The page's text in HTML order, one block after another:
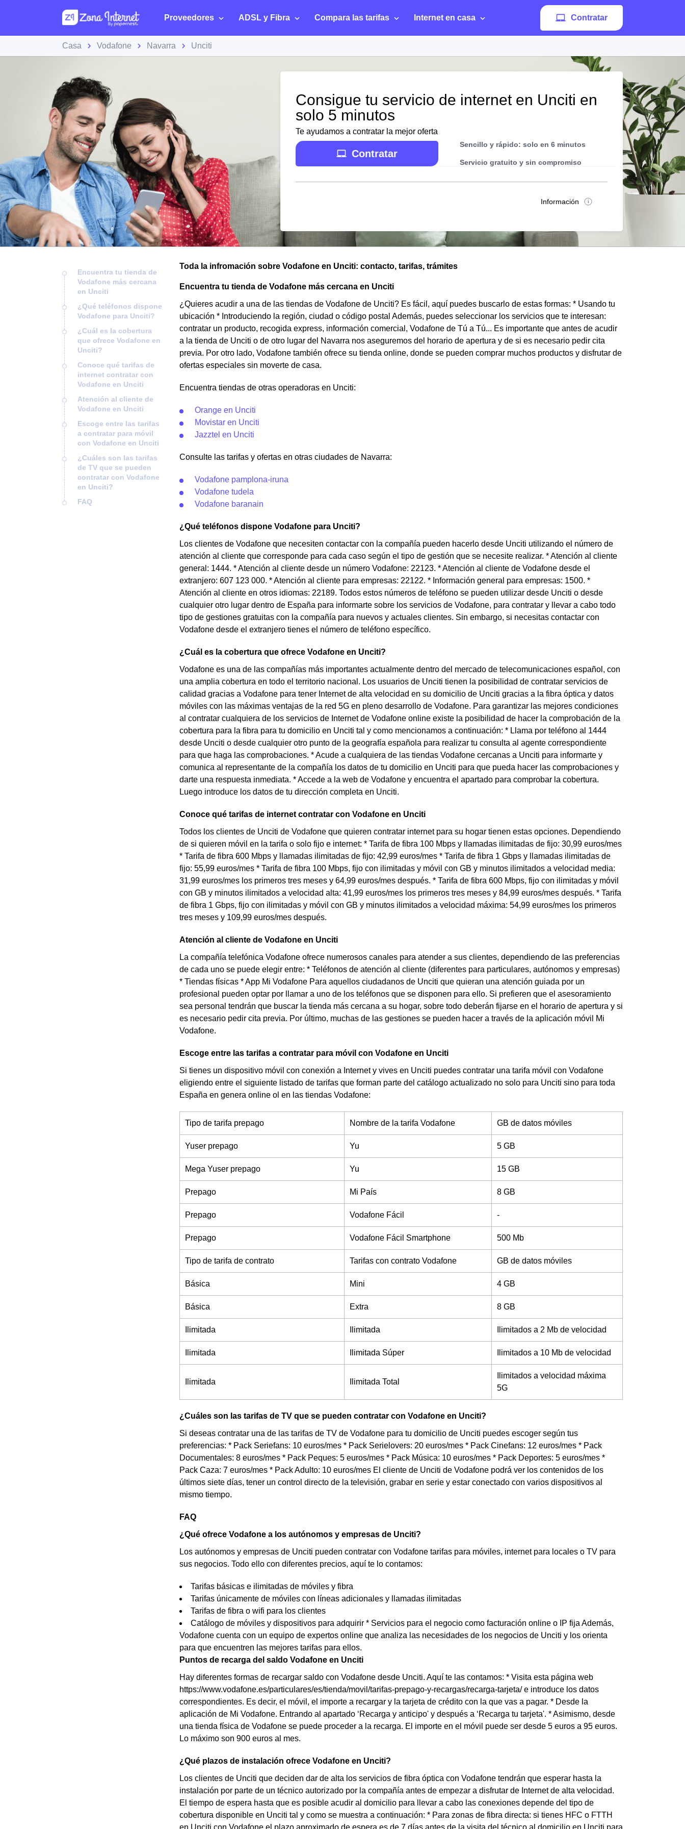
Proveedores ADSL y Fibra Compara las tarifas Internet en casa Contratar
Casa Vodafone Navarra Unciti
Consigue tu servicio de internet en Unciti en
solo 5 minutos
Te ayudamos a contratar la mejor oferta
Contratar
Sencillo y rápido: solo en 6 minutos
Servicio gratuito y sin compromiso
Información
Encuentra tu tienda de
Vodafone más cercana
en Unciti
¿Qué teléfonos dispone
Vodafone para Unciti?
¿Cuál es la cobertura
que ofrece Vodafone en
Unciti?
Conoce qué tarifas de
internet contratar con
Vodafone en Unciti
Atención al cliente de
Vodafone en Unciti
Escoge entre las tarifas
a contratar para móvil
con Vodafone en Unciti
¿Cuáles son las tarifas
de TV que se pueden
contratar con Vodafone
en Unciti?
FAQ
Toda la infromación sobre Vodafone en Unciti: contacto, tarifas, trámites
Encuentra tu tienda de Vodafone más cercana en Unciti
¿Quieres acudir a una de las tiendas de Vodafone de Unciti? Es fácil, aquí puedes buscarlo de estas formas: * Usando tu
ubicación * Introduciendo la región, ciudad o código postal Además, puedes seleccionar los servicios que te interesan:
contratar un producto, recogida express, información comercial, Vodafone de Tú a Tú... Es importante que antes de acudir
a la tienda de Unciti o de otro lugar del Navarra nos aseguremos del horario de apertura y de si es necesario pedir cita
previa. Por otro lado, Vodafone también ofrece su tienda online, donde se pueden comprar muchos productos y disfrutar de
ofertas especiales sin moverte de casa.
Encuentra tiendas de otras operadoras en Unciti:
Orange en Unciti
Movistar en Unciti
Jazztel en Unciti
Consulte las tarifas y ofertas en otras ciudades de Navarra:
Vodafone pamplona-iruna
Vodafone tudela
Vodafone baranain
¿Qué teléfonos dispone Vodafone para Unciti?
Los clientes de Vodafone que necesiten contactar con la compañía pueden hacerlo desde Unciti utilizando el número de
atención al cliente que corresponde para cada caso según el tipo de gestión que se necesite realizar. * Atención al cliente
general: 1444. * Atención al cliente desde un número Vodafone: 22123. * Atención al cliente de Vodafone desde el
extranjero: 607 123 000. * Atención al cliente para empresas: 22122. * Información general para empresas: 1500. *
Atención al cliente en otros idiomas: 22189. Todos estos números de teléfono se pueden utilizar desde Unciti o desde
cualquier otro lugar dentro de España para informarte sobre los servicios de Vodafone, para contratar y llevar a cabo todo
tipo de gestiones gratuitas con la compañía para nuevos y actuales clientes. Sin embargo, si necesitas contactar con
Vodafone desde el extranjero tienes el número de teléfono específico.
¿Cuál es la cobertura que ofrece Vodafone en Unciti?
Vodafone es una de las compañías más importantes actualmente dentro del mercado de telecomunicaciones español, con
una amplia cobertura en todo el territorio nacional. Los usuarios de Unciti tienen la posibilidad de contratar servicios de
calidad gracias a Vodafone para tener Internet de alta velocidad en su domicilio de Unciti gracias a la fibra óptica y datos
móviles con las máximas ventajas de la red 5G en pleno desarrollo de Vodafone. Para garantizar las mejores condiciones
al contratar cualquiera de los servicios de Internet de Vodafone online existe la posibilidad de hacer la comprobación de la
cobertura para la fibra para tu domicilio en Unciti tal y como mencionamos a continuación: * Llama por teléfono al 1444
desde Unciti o desde cualquier otro punto de la geografía española para realizar tu consulta al agente correspondiente
para que haga las comprobaciones. * Acude a cualquiera de las tiendas Vodafone cercanas a Unciti para informarte y
comunica al representante de la compañía los datos de tu domicilio en Unciti para que pueda hacer las comprobaciones y
darte una respuesta inmediata. * Accede a la web de Vodafone y encuentra el apartado para comprobar la cobertura.
Luego introduce los datos de tu dirección completa en Unciti.
Conoce qué tarifas de internet contratar con Vodafone en Unciti
Todos los clientes de Unciti de Vodafone que quieren contratar internet para su hogar tienen estas opciones. Dependiendo
de si quieren móvil en la tarifa o solo fijo e internet: * Tarifa de fibra 100 Mbps y llamadas ilimitadas de fijo: 30,99 euros/mes
* Tarifa de fibra 600 Mbps y llamadas ilimitadas de fijo: 42,99 euros/mes * Tarifa de fibra 1 Gbps y llamadas ilimitadas de
fijo: 55,99 euros/mes * Tarifa de fibra 100 Mbps, fijo con ilimitadas y móvil con GB y minutos ilimitados a velocidad media:
31,99 euros/mes los primeros tres meses y 64,99 euros/mes después. * Tarifa de fibra 600 Mbps, fijo con ilimitadas y móvil
con GB y minutos ilimitados a velocidad alta: 41,99 euros/mes los primeros tres meses y 84,99 euros/mes después. * Tarifa
de fibra 1 Gbps, fijo con ilimitadas y móvil con GB y minutos ilimitados a velocidad máxima: 54,99 euros/mes los primeros
tres meses y 109,99 euros/mes después.
Atención al cliente de Vodafone en Unciti
La compañía telefónica Vodafone ofrece numerosos canales para atender a sus clientes, dependiendo de las preferencias
de cada uno se puede elegir entre: * Teléfonos de atención al cliente (diferentes para particulares, autónomos y empresas)
* Tiendas físicas * App Mi Vodafone Para aquellos ciudadanos de Unciti que quieran una atención guiada por un
profesional pueden optar por llamar a uno de los teléfonos que se disponen para ello. Si prefieren que el asesoramiento
sea personal tendrán que buscar la tienda más cercana a su hogar, sobre todo deberán fijarse en el horario de apertura y si
es necesario pedir cita previa. Por último, muchas de las gestiones se pueden hacer a través de la aplicación móvil Mi
Vodafone.
Escoge entre las tarifas a contratar para móvil con Vodafone en Unciti
Si tienes un dispositivo móvil con conexión a Internet y vives en Unciti puedes contratar una tarifa móvil con Vodafone
eligiendo entre el siguiente listado de tarifas que forman parte del catálogo actualizado no solo para Unciti sino para toda
España en genera online ol en las tiendas Vodafone:
Tipo de tarifa prepago Nombre de la tarifa Vodafone GB de datos móviles
Yuser prepago Yu 5 GB
Mega Yuser prepago Yu 15 GB
Prepago Mi País 8 GB
Prepago Vodafone Fácil -
Prepago Vodafone Fácil Smartphone 500 Mb
Tipo de tarifa de contrato Tarifas con contrato Vodafone GB de datos móviles
Básica Mini 4 GB
Básica Extra 8 GB
Ilimitada Ilimitada Ilimitados a 2 Mb de velocidad
Ilimitada Ilimitada Súper Ilimitados a 10 Mb de velocidad
Ilimitada Ilimitada Total
Ilimitados a velocidad máxima
5G
¿Cuáles son las tarifas de TV que se pueden contratar con Vodafone en Unciti?
Si deseas contratar una de las tarifas de TV de Vodafone para tu domicilio de Unciti puedes escoger según tus
preferencias: * Pack Seriefans: 10 euros/mes * Pack Serielovers: 20 euros/mes * Pack Cinefans: 12 euros/mes * Pack
Documentales: 8 euros/mes * Pack Peques: 5 euros/mes * Pack Música: 10 euros/mes * Pack Deportes: 5 euros/mes *
Pack Caza: 7 euros/mes * Pack Adulto: 10 euros/mes El cliente de Unciti de Vodafone podrá ver los contenidos de los
últimos siete días, tener un control directo de la televisión, grabar en serie y estar conectado con varios dispositivos al
mismo tiempo.
FAQ
¿Qué ofrece Vodafone a los autónomos y empresas de Unciti?
Los autónomos y empresas de Unciti pueden contratar con Vodafone tarifas para móviles, internet para locales o TV para
sus negocios. Todo ello con diferentes precios, aquí te lo contamos:
Tarifas básicas e ilimitadas de móviles y fibra
Tarifas únicamente de móviles con líneas adicionales y llamadas ilimitadas
Tarifas de fibra o wifi para los clientes
Catálogo de móviles y dispositivos para adquirir * Servicios para el negocio como facturación online o IP fija Además,
Vodafone cuenta con un equipo de expertos online que analiza las necesidades de los negocios de Unciti y los orienta
para que encuentren las mejores tarifas para ellos.
Puntos de recarga del saldo Vodafone en Unciti
Hay diferentes formas de recargar saldo con Vodafone desde Unciti. Aquí te las contamos: * Visita esta página web
https://www.vodafone.es/particulares/es/tienda/movil/tarifas-prepago-y-recargas/recarga-tarjeta/ e introduce los datos
correspondientes. Es decir, el móvil, el importe a recargar y la tarjeta de crédito con la que vas a pagar. * Desde la
aplicación de Mi Vodafone. Entrando al apartado ‘Recarga y anticipo' y después a ‘Recarga tu tarjeta'. * Asimismo, desde
una tienda física de Vodafone se puede proceder a la recarga. El importe en el móvil puede ser desde 5 euros a 95 euros.
Lo máximo son 900 euros al mes.
¿Qué plazos de instalación ofrece Vodafone en Unciti?
Los clientes de Unciti que deciden dar de alta los servicios de fibra óptica con Vodafone tendrán que esperar hasta la
instalación por parte de un técnico autorizado por la compañía antes de empezar a disfrutar de Internet de alta velocidad.
El tiempo de espera hasta que es posible acudir al domicilio para llevar a cabo las conexiones depende del tipo de
cobertura disponible en Unciti tal y como se muestra a continuación: * Para zonas de fibra directa: si tienes HFC o FTTH
en Unciti con Vodafone el plazo aproximado de espera es de 7 días antes de la visita del técnico al domicilio en Unciti para